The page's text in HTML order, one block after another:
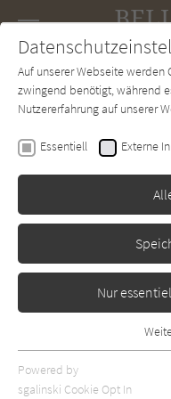
SUCHE
David Wagner
Der
Erschienen:
Auf unserer Webseite
zwingend benötigt, während
Nutzererfahrung auf unserer
Essentiell Externe
Nur
Essentielle Cookies werden
Webseite benötigt.
Powered by
sgalinski Cookie Opt In